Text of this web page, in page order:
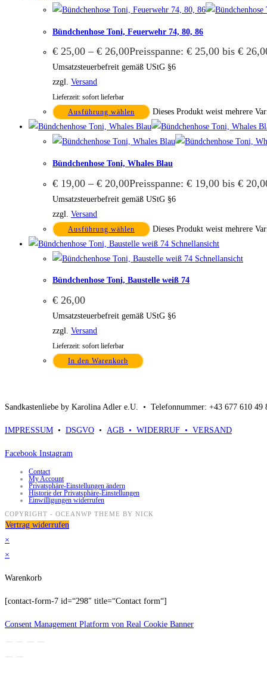
Bündchenhose Toni, Feuerwehr 74, 80, 86
€ 25,00 – € 26,00Preisspanne: € 25,00 bis €
Umsatzsteuerbefreit gemäß UStG §6
zzgl. Versand
Lieferzeit: sofort lieferbar
Ausführung wählen Dieses Produkt weist mehrere
Bündchenhose Toni, Whales Blau
€ 19,00 – € 20,00Preisspanne: € 19,00 bis €
Umsatzsteuerbefreit gemäß UStG §6
zzgl. Versand
Ausführung wählen
Dieses Produkt weist mehrere
Schnellansicht
Schnellansicht
Bündchenhose Toni, Baustelle weiß 74
€ 26,00
Umsatzsteuerbefreit gemäß UStG §6
zzgl. Versand
Lieferzeit: sofort lieferbar
In den Warenkorb
Sandkastenliebe by Karolina Adler e.U. • Telefonnummer: +43 677 610
IMPRESSUM • DSGVO • AGB • WIDERRUF • VERSAND
Facebook Instagram
Contact
My Account
Privatsphäre-Einstellungen ändern
Historie der Privatsphäre-Einstellungen
Einwilligungen widerrufen
COPYRIGHT - OCEANWP THEME BY NICK
Vertrag widerrufen
×
×
Warenkorb
[contact-form-7 id=“298″ title=“Contact form“]
Consent Management Platform von Real Cookie Banner